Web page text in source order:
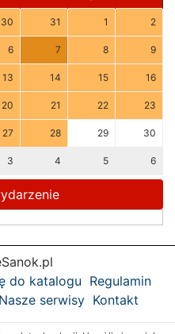
30 31 1 2
6 7 8 9
13 14 15 16
20 21 22 23
27 28 29 30
3 4 5 6
do katalogu Regulamin
Nasze serwisy Kontakt